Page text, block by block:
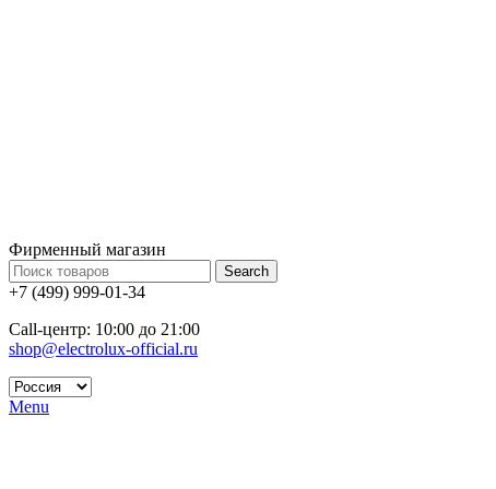
Фирменный магазин
Search
+7 (499) 999-01-34
Call-центр: 10:00 до 21:00
shop@electrolux-official.ru
Menu